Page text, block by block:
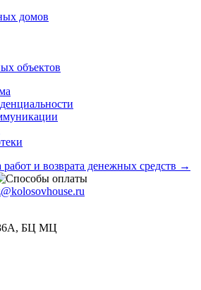
домов
объектов
работ и возврата денежных средств →
БЦ МЦ